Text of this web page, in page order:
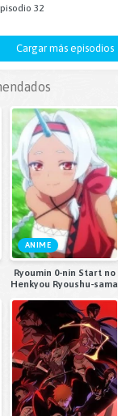
32
Cargar más episodios
ANIME
Ryoumin 0-nin Start no
Henkyou Ryoushu-sama